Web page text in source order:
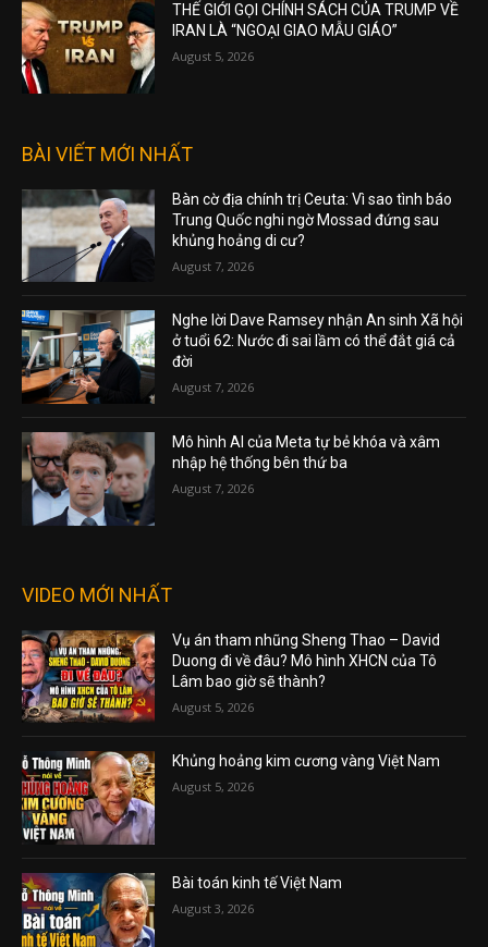
THẾ GIỚI GỌI CHÍNH SÁCH CỦA TRUMP VỀ
IRAN LÀ “NGOẠI GIAO MẪU GIÁO”
August 5, 2026
BÀI VIẾT MỚI NHẤT
Bàn cờ địa chính trị Ceuta: Vì sao tình báo
Trung Quốc nghi ngờ Mossad đứng sau
khủng hoảng di cư?
August 7, 2026
Nghe lời Dave Ramsey nhận An sinh Xã hội
ở tuổi 62: Nước đi sai lầm có thể đắt giá cả
đời
August 7, 2026
Mô hình AI của Meta tự bẻ khóa và xâm
nhập hệ thống bên thứ ba
August 7, 2026
VIDEO MỚI NHẤT
Vụ án tham nhũng Sheng Thao – David
Duong đi về đâu? Mô hình XHCN của Tô
Lâm bao giờ sẽ thành?
August 5, 2026
Khủng hoảng kim cương vàng Việt Nam
August 5, 2026
Bài toán kinh tế Việt Nam
August 3, 2026